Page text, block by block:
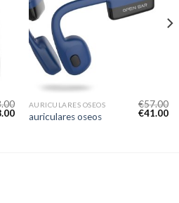
AURICULARES OSEOS
auriculares oseos
€57.00
€41.00